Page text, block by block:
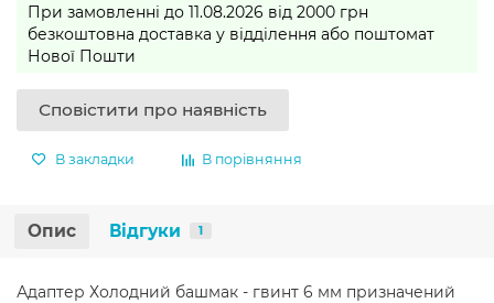
При замовленні до 11.08.2026 від 2000 грн
безкоштовна доставка у відділення або поштомат
Нової Пошти
Сповістити про наявність
В закладки В порівняння
Опис Відгуки 1
Адаптер Холодний башмак - гвинт 6 мм призначений